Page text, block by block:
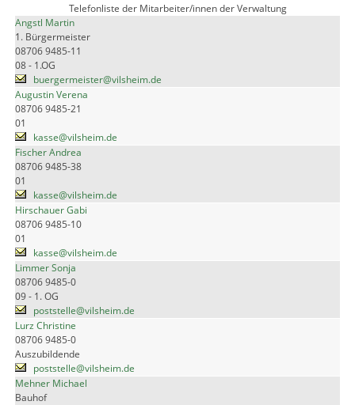
Telefonliste der Mitarbeiter/innen der Verwaltung
Angstl Martin
1. Bürgermeister
08706 9485-11
08 - 1.OG
buergermeister@vilsheim.de
Augustin Verena
08706 9485-21
01
kasse@vilsheim.de
Fischer Andrea
08706 9485-38
01
kasse@vilsheim.de
Hirschauer Gabi
08706 9485-10
01
kasse@vilsheim.de
Limmer Sonja
08706 9485-0
09 - 1. OG
poststelle@vilsheim.de
Lurz Christine
08706 9485-0
Auszubildende
poststelle@vilsheim.de
Mehner Michael
Bauhof